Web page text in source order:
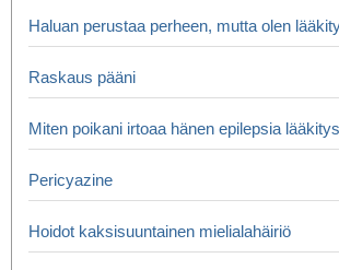
Haluan perustaa perheen, mutta olen
Raskaus pääni
Miten poikani irtoaa hänen epilepsia
Pericyazine
Hoidot kaksisuuntainen mielialahäiriö